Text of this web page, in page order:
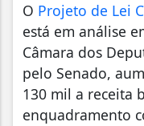
O Projeto de Lei
está em análise
Câmara dos
pelo Senado,
130 mil a receita
enquadramento